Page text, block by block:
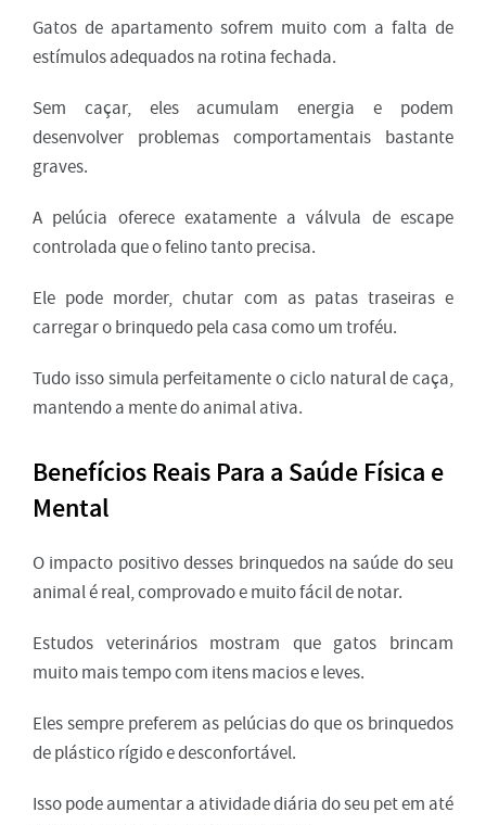
Gatos de apartamento sofrem muito com a falta de
estímulos adequados na rotina fechada.
Sem caçar, eles acumulam energia e podem
desenvolver problemas comportamentais bastante
graves.
A pelúcia oferece exatamente a válvula de escape
controlada que o felino tanto precisa.
Ele pode morder, chutar com as patas traseiras e
carregar o brinquedo pela casa como um troféu.
Tudo isso simula perfeitamente o ciclo natural de caça,
mantendo a mente do animal ativa.
Benefícios Reais Para a Saúde Física e
Mental
O impacto positivo desses brinquedos na saúde do seu
animal é real, comprovado e muito fácil de notar.
Estudos veterinários mostram que gatos brincam
muito mais tempo com itens macios e leves.
Eles sempre preferem as pelúcias do que os brinquedos
de plástico rígido e desconfortável.
Isso pode aumentar a atividade diária do seu pet em até